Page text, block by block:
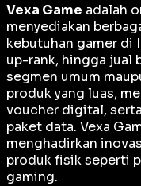
Vexa Game adalah
menyediakan
kebutuhan gamer di
up-rank, hingga jual
segmen umum
produk yang luas,
voucher digital,
paket data. Vexa
menghadirkan
produk fisik seperti
gaming.